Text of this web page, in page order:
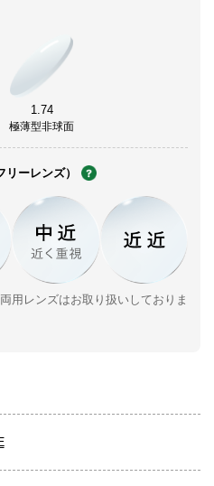
1.74
極薄型非球面
リーレンズ）
用レンズはお取り扱いしておりま